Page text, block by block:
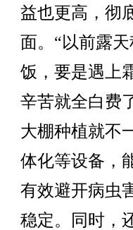
益也更高，彻
面。“以前露
饭，要是遇上
辛苦就全白费
大棚种植就不
体化等设备，
有效避开病虫
稳定。同时，